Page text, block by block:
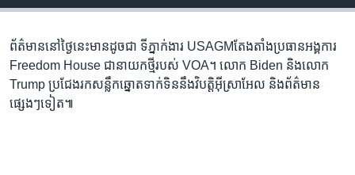
ស្វែង​
ព័ត៌មាន​នៅ​ថ្ងៃនេះ​មាន​ដូចជា ទីភ្នាក់ងារ​ USAGM​តែង​តាំង​​ប្រធាន​អង្គការ​
Freedom House ជា​នាយក​​ថ្មី​របស់​ VOA។ លោក Biden និង​លោក​
Trump ប្រជែង​រក​សន្លឹកឆ្នោត​ទាក់ទិន​នឹង​វិបត្តិ​អ៊ីស្រាអែល និងព័ត៌មាន​
ផ្សេងៗទៀត៕